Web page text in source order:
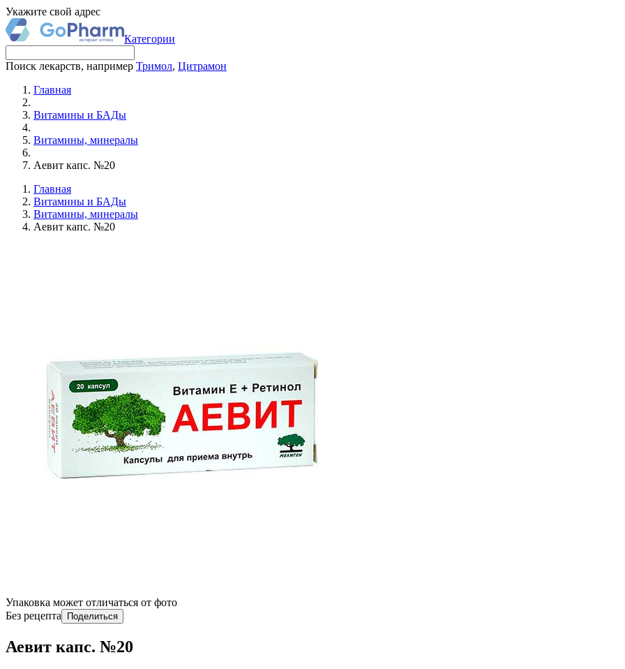
Укажите свой адрес
Категории
Поиск лекарств, например Тримол, Цитрамон
Главная
Витамины и БАДы
Витамины, минералы
Аевит капс. №20
Главная
Витамины и БАДы
Витамины, минералы
Аевит капс. №20
Упаковка может отличаться от фото
Без рецепта
Поделиться
Аевит капс. №20